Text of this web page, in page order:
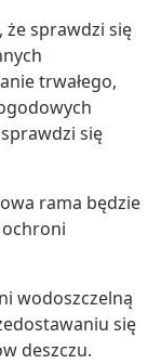
że sprawdzi się
trwałego,
się
rama będzie
ochroni
wodoszczelną
się
deszczu.